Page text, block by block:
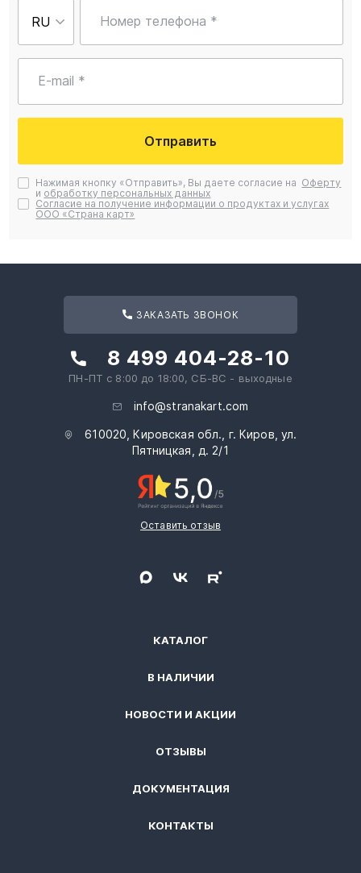
Номер телефона *
E-mail *
Отправить
Нажимая кнопку «Отправить», Вы даете согласие на Оферту
и обработку персональных данных
Согласие на получение информации о продуктах и услугах
ООО «Страна карт»
КАТАЛОГ
В НАЛИЧИИ
НОВОСТИ И АКЦИИ
ОТЗЫВЫ
ДОКУМЕНТАЦИЯ
КОНТАКТЫ
ЗАКАЗАТЬ ЗВОНОК
8 499 404-28-10
ПН-ПТ с 8:00 до 18:00, СБ-ВС - выходные
info@stranakart.com
610020, Кировская обл., г. Киров, ул.
Пятницкая, д. 2/1
Оставить отзыв